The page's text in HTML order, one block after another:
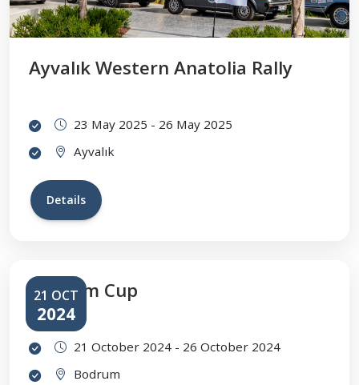
Ayvalık Western Anatolia Rally
23 May 2025 - 26 May 2025
Ayvalık
Details
21 OCT
2024
Bodrum Cup
21 October 2024 - 26 October 2024
Bodrum